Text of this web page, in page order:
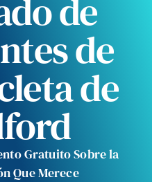
de
de
de
Gratuito Sobre la
Que Merece